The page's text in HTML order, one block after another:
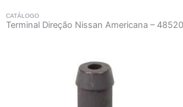
CATÁLOGO
Terminal Direção Nissan Americana –